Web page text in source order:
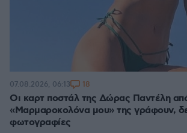
Οι καρτ ποστάλ της Δώρας Παντέλη
«Μαρμαροκολόνα μου» της γράφουν,
φωτογραφίες
07.08.2026, 06:13 18